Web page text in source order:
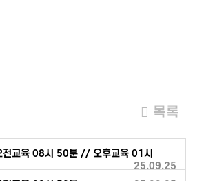
목록
전교육 08시 50분 // 오후교육 01시
25.09.25